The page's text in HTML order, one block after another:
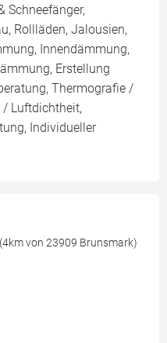
Schneefänger,
Rollläden, Jalousien,
Innendämmung,
Erstellung
Thermografie /
/ Luftdichtheit,
Individueller
von 23909 Brunsmark)